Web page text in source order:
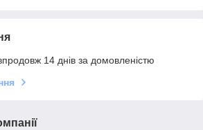
14 днів за домовленістю